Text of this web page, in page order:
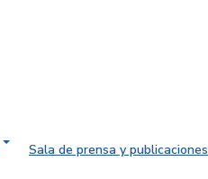
Sala de prensa y publicaciones